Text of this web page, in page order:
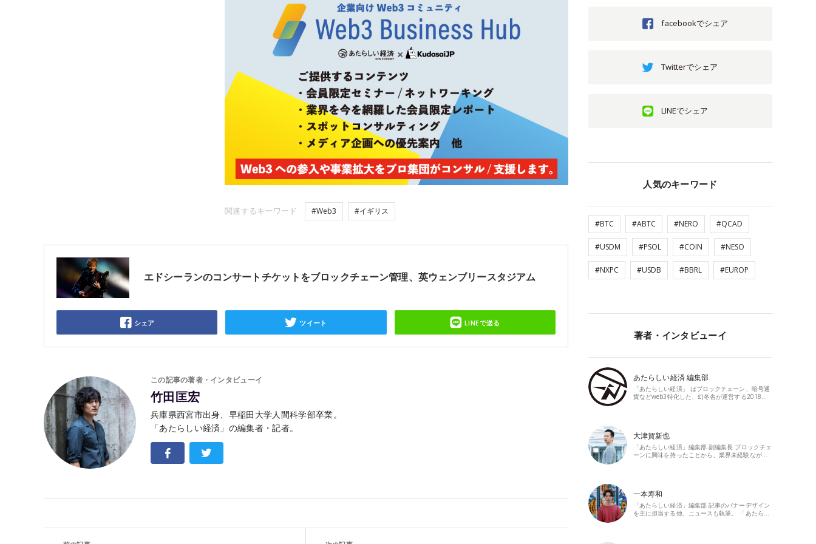
関連するキーワード #Web3 #イギリス
エドシーランのコンサートチケットをブロックチェーン管理、英ウェンブリースタジアム
シェア ツイート LINEで送る
この記事の著者・インタビューイ
竹田匡宏
兵庫県西宮市出身、早稲田大学人間科学部卒業。
「あたらしい経済」の編集者・記者。
facebookでシェア
Twitterでシェア
LINEでシェア
人気のキーワード
#BTC #ABTC #NERO #QCAD
#USDM #PSOL #COIN #NESO
#NXPC #USDB #BBRL #EUROP
著者・インタビューイ
あたらしい経済 編集部
「あたらしい経済」 はブロックチェーン、暗号通
貨などweb3特化した、幻冬舎が運営する2018…
大津賀新也
「あたらしい経済」編集部 副編集長 ブロックチェ
ーンに興味を持ったことから、業界未経験なが…
一本寿和
「あたらしい経済」編集部 記事のバナーデザイン
を主に担当する他、ニュースも執筆。 「あたら…